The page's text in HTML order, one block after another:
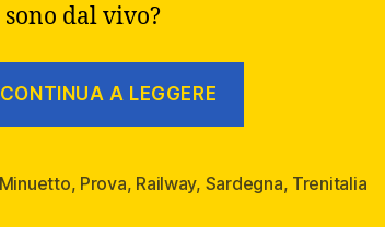
dal vivo?
CONTINUA A LEGGERE
CAF
Minuetto, Prova, Railway, Sardegna, Trenitalia